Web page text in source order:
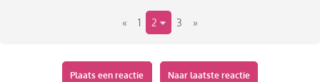
« 1 2 3 »
Plaats een reactie Naar laatste reactie